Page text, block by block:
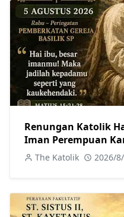
Renungan Katolik
Iman Perempuan
The Katolik 2026/